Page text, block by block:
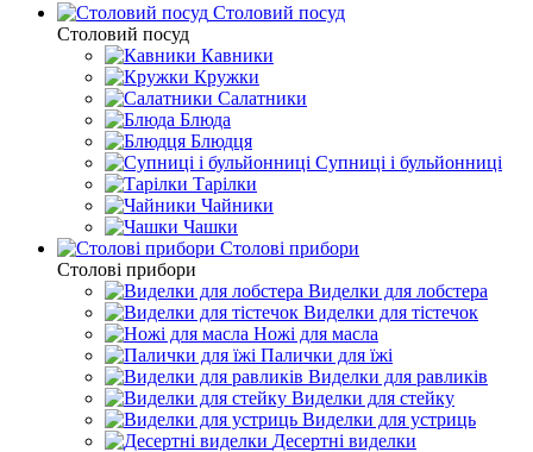
Столовий посуд
Столовий посуд
Кавники
Кружки
Салатники
Блюда
Блюдця
Супниці і бульйонниці
Тарілки
Чайники
Чашки
Столові прибори
Столові прибори
Виделки для лобстера
Виделки для тістечок
Ножі для масла
Палички для їжі
Виделки для равликів
Виделки для стейку
Виделки для устриць
Десертні виделки